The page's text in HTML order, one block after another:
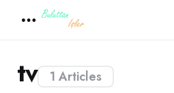
1 Articles
tv